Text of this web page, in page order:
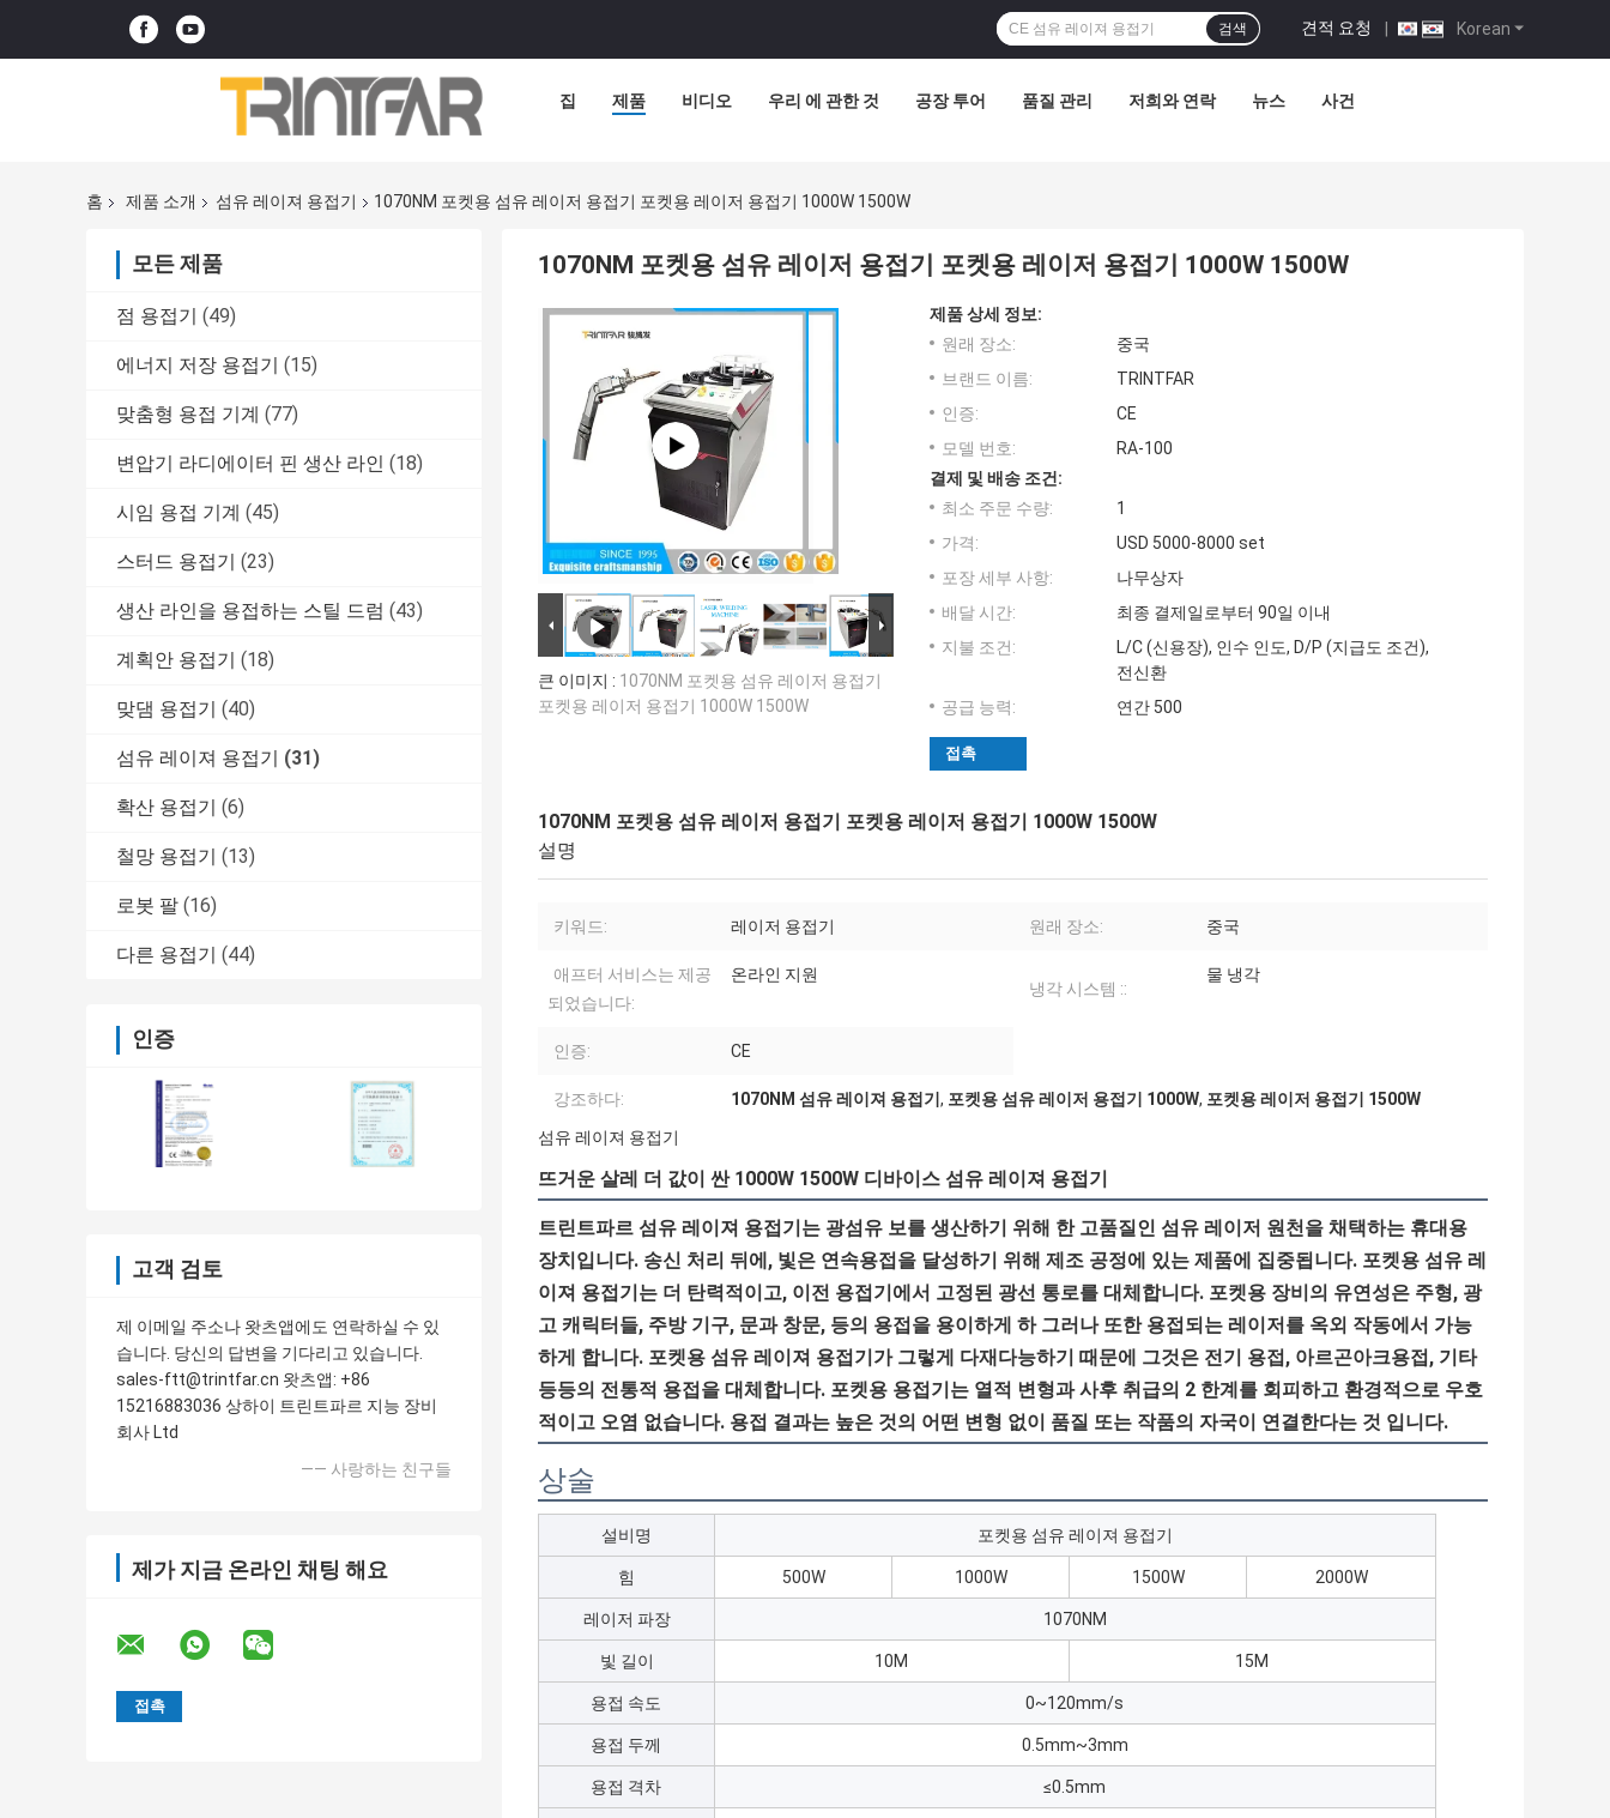
Korean
견적 요청 |
검색
집 제품 비디오 우리 에 관한 것 공장 투어 품질 관리 저희와 연락 뉴스 사건
홈 제품 소개 섬유 레이져 용접기 1070NM 포켓용 섬유 레이저 용접기 포켓용 레이저 용접기 1000W 1500W
모든 제품
점 용접기 (49)
에너지 저장 용접기 (15)
맞춤형 용접 기계 (77)
변압기 라디에이터 핀 생산 라인 (18)
시임 용접 기계 (45)
스터드 용접기 (23)
생산 라인을 용접하는 스틸 드럼 (43)
계획안 용접기 (18)
맞댐 용접기 (40)
섬유 레이져 용접기 (31)
확산 용접기 (6)
철망 용접기 (13)
로봇 팔 (16)
다른 용접기 (44)
인증
고객 검토
제 이메일 주소나 왓츠앱에도 연락하실 수 있
습니다. 당신의 답변을 기다리고 있습니다.
sales-ftt@trintfar.cn 왓츠앱: +86
15216883036 상하이 트린트파르 지능 장비
회사 Ltd
—— 사랑하는 친구들
제가 지금 온라인 채팅 해요
1070NM 포켓용 섬유 레이저 용접기 포켓용 레이저 용접기 1000W 1500W
큰 이미지 : 1070NM 포켓용 섬유 레이저 용접기
포켓용 레이저 용접기 1000W 1500W
제품 상세 정보:
원래 장소:
중국
브랜드 이름:
TRINTFAR
인증:
CE
모델 번호:
RA-100
결제 및 배송 조건:
최소 주문 수량:
1
가격:
USD 5000-8000 set
포장 세부 사항:
나무상자
배달 시간:
최종 결제일로부터 90일 이내
지불 조건:
L/C (신용장), 인수 인도, D/P (지급도 조건),
전신환
공급 능력:
연간 500
접촉
1070NM 포켓용 섬유 레이저 용접기 포켓용 레이저 용접기 1000W 1500W
설명
키워드: 레이저 용접기 원래 장소: 중국
애프터 서비스는 제공
되었습니다:
온라인 지원
냉각 시스템 ::
물 냉각
인증: CE
강조하다: 1070NM 섬유 레이져 용접기 , 포켓용 섬유 레이저 용접기 1000W, 포켓용 레이저 용접기 1500W
섬유 레이져 용접기
뜨거운 살레 더 값이 싼 1000W 1500W 디바이스 섬유 레이져 용접기
트린트파르 섬유 레이져 용접기는 광섬유 보를 생산하기 위해 한 고품질인 섬유 레이저 원천을 채택하는 휴대용
장치입니다. 송신 처리 뒤에, 빛은 연속용접을 달성하기 위해 제조 공정에 있는 제품에 집중됩니다. 포켓용 섬유 레
이져 용접기는 더 탄력적이고, 이전 용접기에서 고정된 광선 통로를 대체합니다. 포켓용 장비의 유연성은 주형, 광
고 캐릭터들, 주방 기구, 문과 창문, 등의 용접을 용이하게 하 그러나 또한 용접되는 레이저를 옥외 작동에서 가능
하게 합니다. 포켓용 섬유 레이져 용접기가 그렇게 다재다능하기 때문에 그것은 전기 용접, 아르곤아크용접, 기타
등등의 전통적 용접을 대체합니다. 포켓용 용접기는 열적 변형과 사후 취급의 2 한계를 회피하고 환경적으로 우호
적이고 오염 없습니다. 용접 결과는 높은 것의 어떤 변형 없이 품질 또는 작품의 자국이 연결한다는 것 입니다.
상술
설비명 포켓용 섬유 레이져 용접기
힘 500W 1000W 1500W 2000W
레이저 파장 1070NM
빛 길이 10M 15M
용접 속도 0~120mm/s
용접 두께 0.5mm~3mm
용접 격차 ≤0.5mm